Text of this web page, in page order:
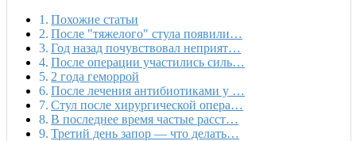
Похожие статьи
После "тяжелого" стула появили…
Год назад почувствовал неприят…
После операции участились силь…
2 года геморрой
После лечения антибиотиками у …
Стул после хирургической опера…
В последнее время частые расст…
Третий день запор — что делать…